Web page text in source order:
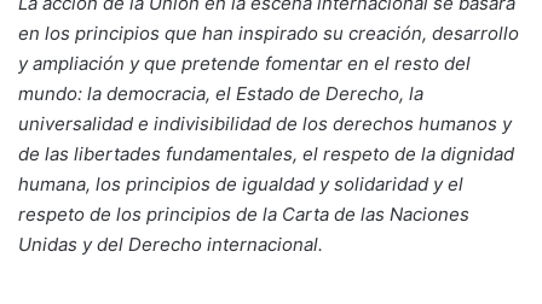
en los principios que han inspirado su creación, desarrollo
y ampliación y que pretende fomentar en el resto del
mundo: la democracia, el Estado de Derecho, la
universalidad e indivisibilidad de los derechos humanos y
de las libertades fundamentales, el respeto de la dignidad
humana, los principios de igualdad y solidaridad y el
respeto de los principios de la Carta de las Naciones
Unidas y del Derecho internacional.